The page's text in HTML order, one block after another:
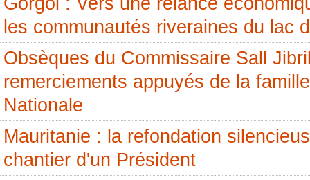
les communautés riveraines du lac
Obsèques du Commissaire Sall
remerciements appuyés de la
Nationale
Mauritanie : la refondation
chantier d'un Président